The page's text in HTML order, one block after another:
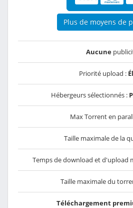
Plus de moyens de
Aucune
Priorité upload :
Hébergeurs sélectionnés :
Max Torrent en
Taille maximale de la
Temps de download et d'upload
Taille maximale du
Téléchargement